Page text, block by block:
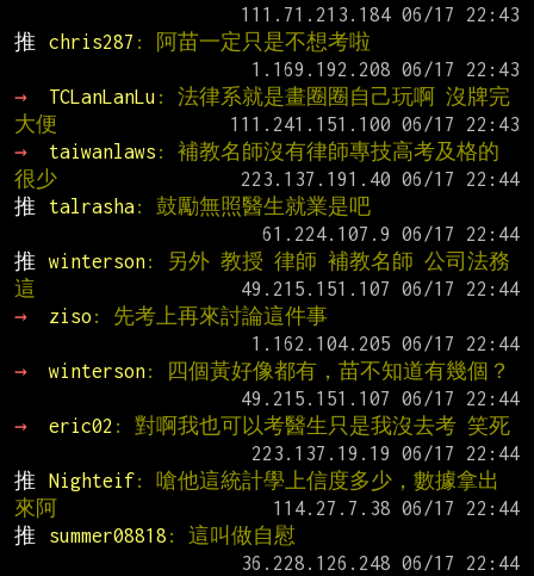
推
chris287 : 阿苗一定只是不想考啦
→
TCLanLanLu : 法律系就是畫圈圈自己玩啊 沒牌完
大便
→
taiwanlaws : 補教名師沒有律師專技高考及格的
很少
推
talrasha: 鼓勵無照醫生就業是吧
推
winterson: 另外 教授 律師 補教名師 公司法務
這
→
ziso : 先考上再來討論這件事
→
winterson: 四個黃好像都有，苗不知道有幾個？
→
eric02 : 對啊我也可以考醫生只是我沒去考 笑死
推
Nighteif: 嗆他這統計學上信度多少，數據拿出
來阿
推
summer08818 : 這叫做自慰